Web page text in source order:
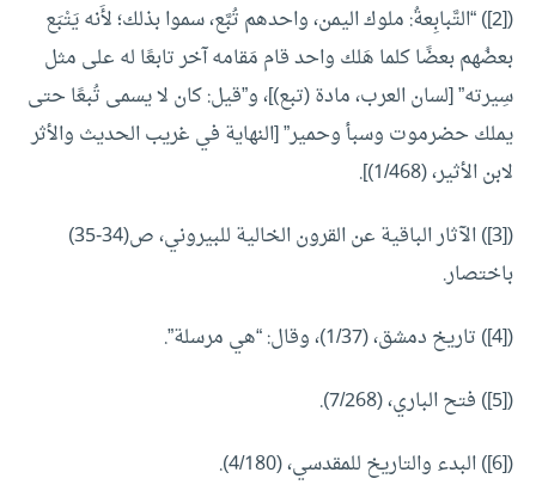
([2]) “التَّبابِعةُ: ملوك اليمن، واحدهم تُبَّع، سموا بذلك؛ لأَنه يَتْبَع
بعضُهم بعضًا كلما هَلك واحد قام مَقامه آخر تابعًا له على مثل
سِيرته” [لسان العرب، مادة (تبع)]، و”قيل: كان لا يسمى تُبعًا حتى
يملك حضرموت وسبأ وحمير” [النهاية في غريب الحديث والأثر
لابن الأثير، (1/468)].
([3]) الآثار الباقية عن القرون الخالية للبيروني، ص(34-35)
باختصار.
([4]) تاريخ دمشق، (1/37)، وقال: “هي مرسلة”.
([5]) فتح الباري، (7/268).
([6]) البدء والتاريخ للمقدسي، (4/180).